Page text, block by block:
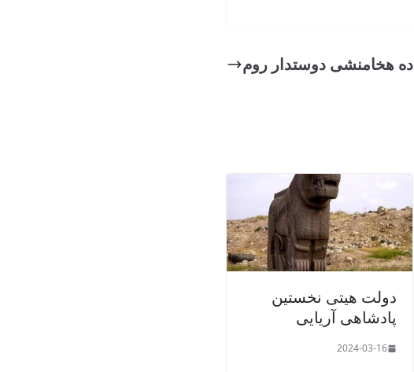
هخامنشی دوستدار روم
دولت هیتی نخستین
پادشاهی آریایی
2024-03-16